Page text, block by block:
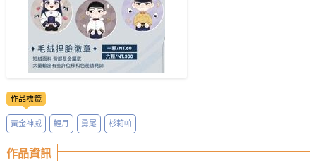
登入
作品標籤
黃金神威 鯉月 勇尾 杉莉帕
作品資訊